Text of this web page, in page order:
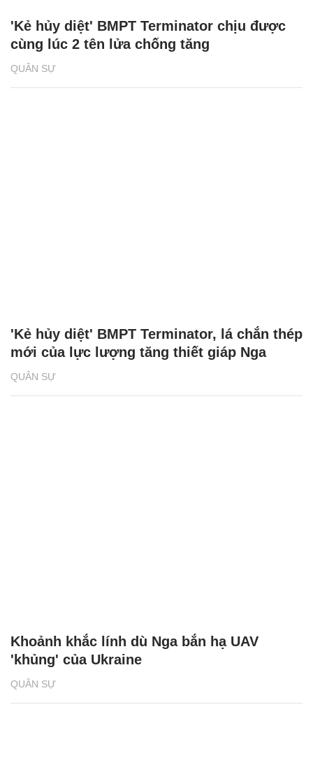
QUÂN SỰ
'Kẻ hủy diệt' BMPT Terminator chịu được
cùng lúc 2 tên lửa chống tăng
QUÂN SỰ
'Kẻ hủy diệt' BMPT Terminator, lá chắn thép
mới của lực lượng tăng thiết giáp Nga
QUÂN SỰ
Khoảnh khắc lính dù Nga bắn hạ UAV
'khủng' của Ukraine